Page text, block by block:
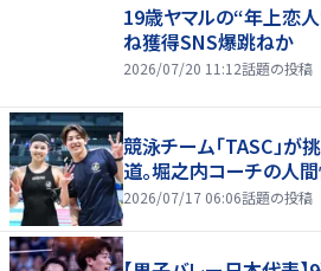
19歳ヤマルの“年上恋
ね獲得SNS爆跳ねか
2026/07/20 11:12話題の投稿
競泳チーム「TASC」
道。堀之内コーチの人
2026/07/17 06:06話題の投稿